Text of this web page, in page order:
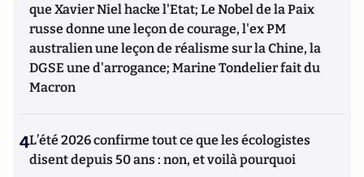
que Xavier Niel hacke l'Etat; Le Nobel de la Paix
russe donne une leçon de courage, l'ex PM
australien une leçon de réalisme sur la Chine, la
DGSE une d'arrogance; Marine Tondelier fait du
Macron
4L’été 2026 confirme tout ce que les écologistes
disent depuis 50 ans : non, et voilà pourquoi